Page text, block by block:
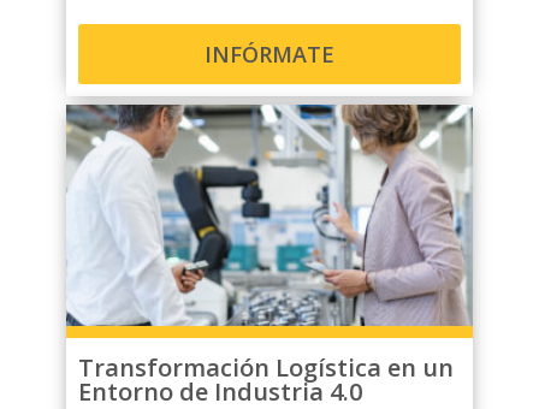
INFÓRMATE
Transformación Logística en un
Entorno de Industria 4.0